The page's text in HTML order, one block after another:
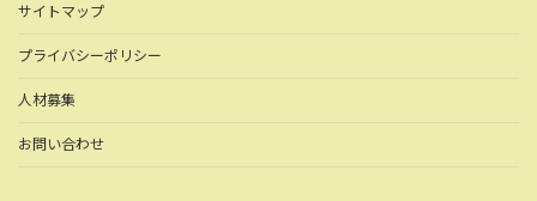
サイトマップ
プライバシーポリシー
人材募集
お問い合わせ